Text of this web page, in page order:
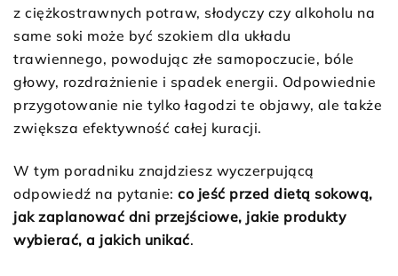
z ciężkostrawnych potraw, słodyczy czy alkoholu na
same soki może być szokiem dla układu
trawiennego, powodując złe samopoczucie, bóle
głowy, rozdrażnienie i spadek energii. Odpowiednie
przygotowanie nie tylko łagodzi te objawy, ale także
zwiększa efektywność całej kuracji.
W tym poradniku znajdziesz wyczerpującą
odpowiedź na pytanie: co jeść przed dietą sokową,
jak zaplanować dni przejściowe, jakie produkty
wybierać, a jakich unikać.